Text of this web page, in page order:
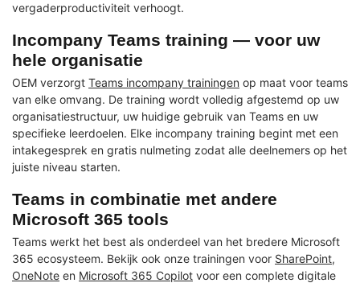
vergaderproductiviteit verhoogt.
Incompany Teams training — voor uw
hele organisatie
OEM verzorgt Teams incompany trainingen op maat voor teams
van elke omvang. De training wordt volledig afgestemd op uw
organisatiestructuur, uw huidige gebruik van Teams en uw
specifieke leerdoelen. Elke incompany training begint met een
intakegesprek en gratis nulmeting zodat alle deelnemers op het
juiste niveau starten.
Teams in combinatie met andere
Microsoft 365 tools
Teams werkt het best als onderdeel van het bredere Microsoft
365 ecosysteem. Bekijk ook onze trainingen voor SharePoint,
OneNote en Microsoft 365 Copilot voor een complete digitale